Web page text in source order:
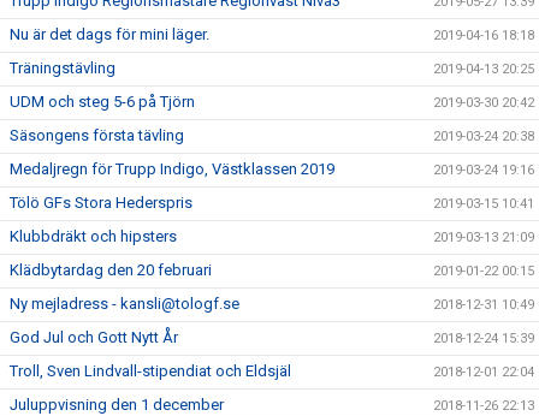
Nu är det dags för mini läger. 2019-04-16 18:18
Träningstävling 2019-04-13 20:25
UDM och steg 5-6 på Tjörn 2019-03-30 20:42
Säsongens första tävling 2019-03-24 20:38
Medaljregn för Trupp Indigo, Västklassen 2019 2019-03-24 19:16
Tölö GFs Stora Hederspris 2019-03-15 10:41
Klubbdräkt och hipsters 2019-03-13 21:09
Klädbytardag den 20 februari 2019-01-22 00:15
Ny mejladress - kansli@tologf.se 2018-12-31 10:49
God Jul och Gott Nytt År 2018-12-24 15:39
Troll, Sven Lindvall-stipendiat och Eldsjäl 2018-12-01 22:04
Juluppvisning den 1 december 2018-11-26 22:13